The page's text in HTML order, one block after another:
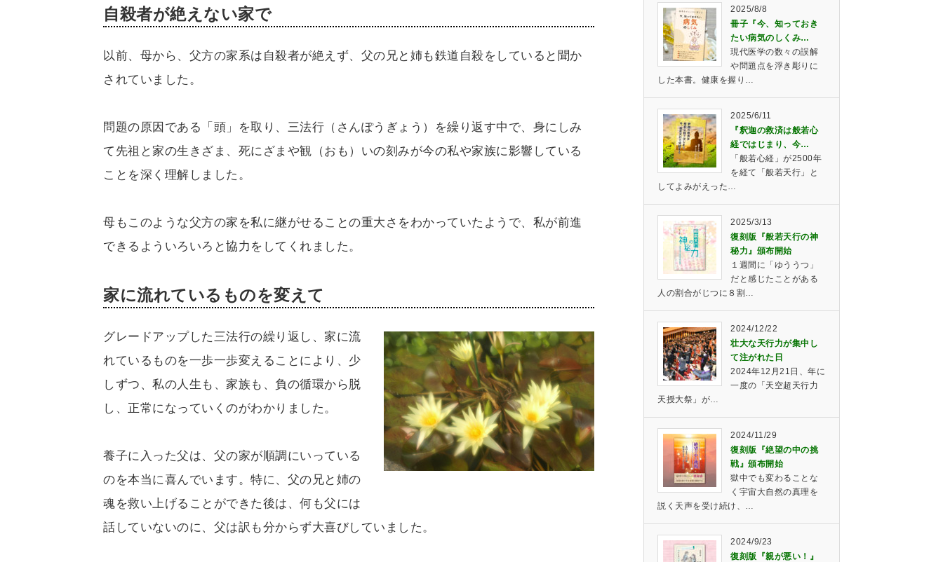
自殺者が絶えない家で
以前、母から、父方の家系は自殺者が絶えず、父の兄と姉も鉄道自殺をしていると聞か
されていました。
問題の原因である「頭」を取り、三法行（さんぽうぎょう）を繰り返す中で、身にしみ
て先祖と家の生きざま、死にざまや観（おも）いの刻みが今の私や家族に影響している
ことを深く理解しました。
母もこのような父方の家を私に継がせることの重大さをわかっていたようで、私が前進
できるよういろいろと協力をしてくれました。
家に流れているものを変えて
グレードアップした三法行の繰り返し、家に流
れているものを一歩一歩変えることにより、少
しずつ、私の人生も、家族も、負の循環から脱
し、正常になっていくのがわかりました。
養子に入った父は、父の家が順調にいっている
のを本当に喜んでいます。特に、父の兄と姉の
魂を救い上げることができた後は、何も父には
話していないのに、父は訳も分からず大喜びしていました。
2025/8/8
冊子『今、知っておき
たい病気のしくみ…
現代医学の数々の誤解
や問題点を浮き彫りに
した本書。健康を握り…
2025/6/11
『釈迦の救済は般若心
経ではじまり、今…
「般若心経」が2500年
を経て「般若天行」と
してよみがえった…
2025/3/13
復刻版『般若天行の神
秘力』頒布開始
１週間に「ゆううつ」
だと感じたことがある
人の割合がじつに８割…
2024/12/22
壮大な天行力が集中し
て注がれた日
2024年12月21日、年に
一度の「天空超天行力
天授大祭」が…
2024/11/29
復刻版『絶望の中の挑
戦』頒布開始
獄中でも変わることな
く宇宙大自然の真理を
説く天声を受け続け、…
2024/9/23
復刻版『親が悪い！』